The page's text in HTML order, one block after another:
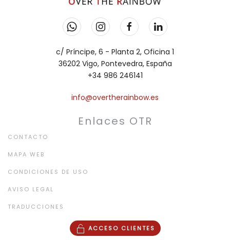
c/ Príncipe, 6 - Planta 2, Oficina 1
36202 Vigo, Pontevedra, España
+34 986 246141
info@overtherainbow.es
Enlaces OTR
CONTACTO
MAPA WEB
CONDICIONES DE USO
AVISO LEGAL
TRADUCCIONES
ACCESO CLIENTES